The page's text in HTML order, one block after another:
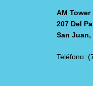
AM
207 Del
San Juan,
Teléfono: